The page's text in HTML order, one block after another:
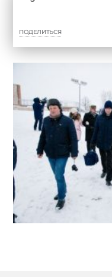
ПОДЕЛИТЬСЯ